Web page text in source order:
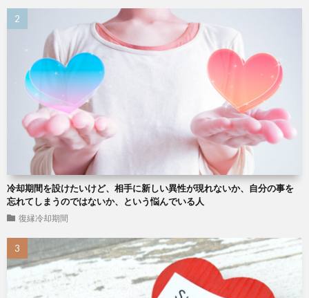
冷却期間を設けたいけど、相手に新しい異性が現れないか、自分の事を
忘れてしまうのではないか、という悩んでいる人
復縁冷却期間